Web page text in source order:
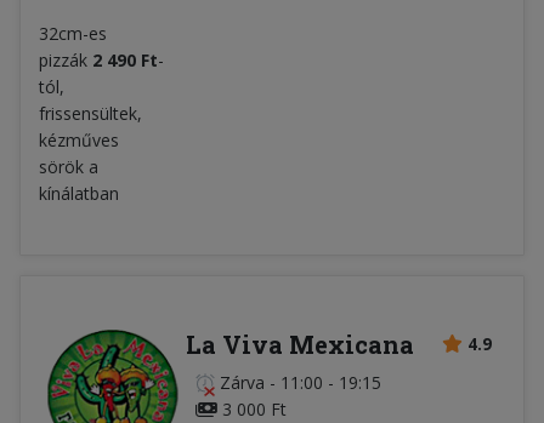
32cm-es
pizzák 2 490 Ft-
tól,
frissensültek,
kézműves
sörök a
kínálatban
4.9
La Viva Mexicana
Zárva - 11:00 - 19:15
3 000 Ft